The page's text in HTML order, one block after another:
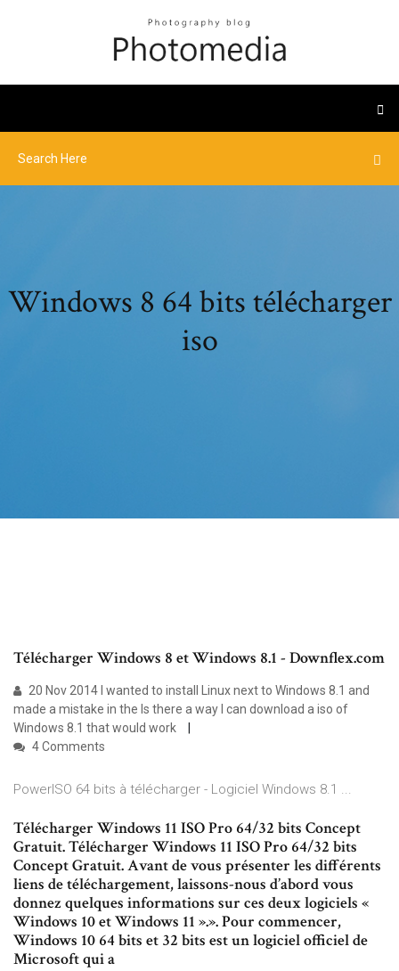
Windows 8 64 bits télécharger
iso
Télécharger Windows 8 et Windows 8.1 - Downflex.com
20 Nov 2014 I wanted to install Linux next to Windows 8.1 and
made a mistake in the Is there a way I can download a iso of
Windows 8.1 that would work
4 Comments
PowerISO 64 bits à télécharger - Logiciel Windows 8.1 ...
Télécharger Windows 11 ISO Pro 64/32 bits Concept
Gratuit. Télécharger Windows 11 ISO Pro 64/32 bits
Concept Gratuit. Avant de vous présenter les différents
liens de téléchargement, laissons-nous d’abord vous
donnez quelques informations sur ces deux logiciels «
Windows 10 et Windows 11 ».». Pour commencer,
Windows 10 64 bits et 32 bits est un logiciel officiel de
Microsoft qui a